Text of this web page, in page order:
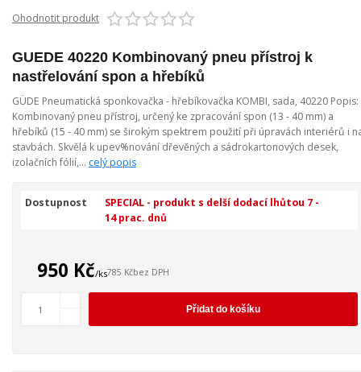
Ohodnotit produkt
GUEDE 40220 Kombinovaný pneu přístroj k
nastřelování spon a hřebíků
GÜDE Pneumatická sponkovačka - hřebíkovačka KOMBI, sada, 40220 Popis:
Kombinovaný pneu přístroj, určený ke zpracování spon (13 - 40 mm) a
hřebíků (15 - 40 mm) se širokým spektrem použití při úpravách interiérů i
stavbách. Skvělá k upev%nování dřevěných a sádrokartonových desek,
izolačních fólií,... celý popis
Dostupnost
SPECIAL - produkt s delší dodací lhůtou 7 -
14 prac. dnů
950 Kč/ks785 Kčbez DPH
Přidat do košíku